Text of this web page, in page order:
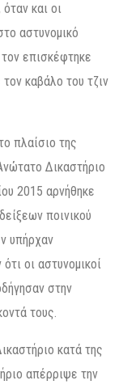
και οι
αστυνομικό
επισκέφτηκε
καβάλο του τζιν
πλαίσιο της
Δικαστήριο
2015 αρνήθηκε
ποινικού
υπήρχαν
οι αστυνομικοί
στην
τους.
κατά της
απέρριψε την